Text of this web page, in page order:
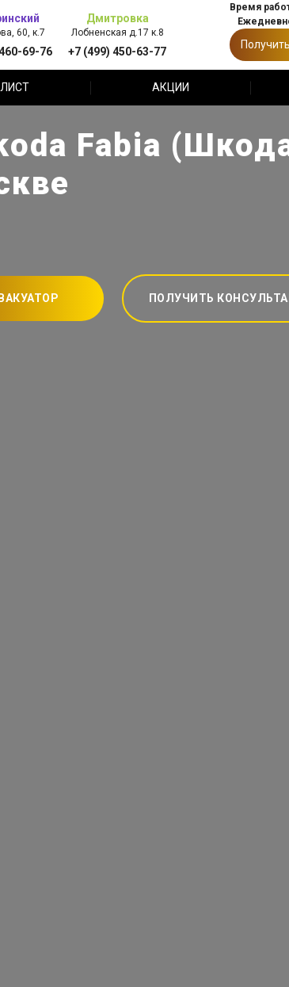
60, к.7
69-76
Дмитровка
Лобненская д.17 к.8
+7 (499) 450-63-77
Время
АКЦИИ
Fabia
ПОЛУЧИТЬ